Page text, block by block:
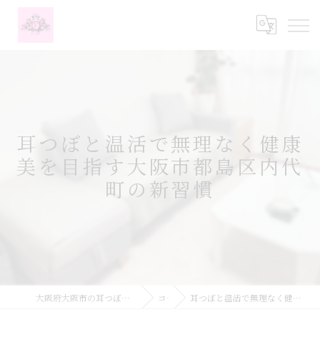
耳つぼと温活で無理なく健康
美を目指す大阪市都島区内代
町の新習慣
大阪府大阪市の耳つぼなら耳つぼダイエットサロンふーみん コラム 耳つぼと温活で無理なく健康美を目指す大阪市都島区内代町の新習慣